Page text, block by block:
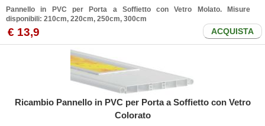
Pannello in PVC per Porta a Soffietto con Vetro Molato. Misure
disponibili: 210cm, 220cm, 250cm, 300cm
€ 13,9 ACQUISTA
Ricambio Pannello in PVC per Porta a Soffietto con Vetro
Colorato